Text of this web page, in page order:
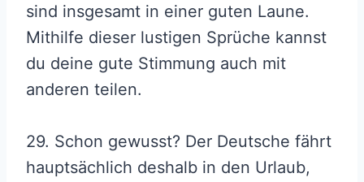
sind insgesamt in einer guten Laune.
Mithilfe dieser lustigen Sprüche kannst
du deine gute Stimmung auch mit
anderen teilen.
29. Schon gewusst? Der Deutsche fährt
hauptsächlich deshalb in den Urlaub,